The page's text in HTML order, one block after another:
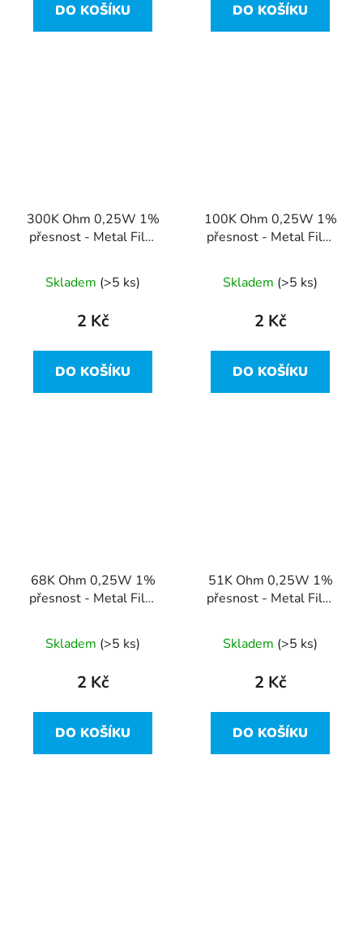
DO KOŠÍKU DO KOŠÍKU
300K Ohm 0,25W 1%
přesnost - Metal Film
Skladem (>5 ks)
2 Kč
DO KOŠÍKU
100K Ohm 0,25W 1%
přesnost - Metal Film
Skladem (>5 ks)
2 Kč
DO KOŠÍKU
68K Ohm 0,25W 1%
přesnost - Metal Film
Skladem (>5 ks)
2 Kč
DO KOŠÍKU
51K Ohm 0,25W 1%
přesnost - Metal Film
Skladem (>5 ks)
2 Kč
DO KOŠÍKU